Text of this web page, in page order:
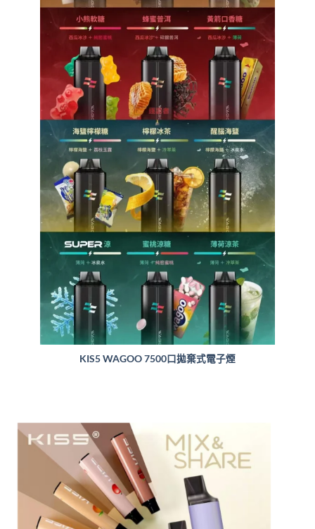
KIS5 WAGOO 7500口拋棄式電子煙